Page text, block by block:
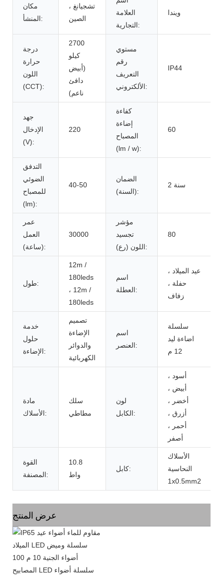
مكان
المنشأ:
تشجيانغ ،
الصين
العلامة
التجارية:
ويندا
درجة
حرارة
اللون
(CCT):
2700
كيلو
(أبيض
دافئ
ناعم)
مستوي
رقم
التعريف
الألكتروني:
IP44
جهد
الإدخال
(V):
220
كفاءة
إضاءة
المصباح
(lm / w):
60
التدفق
الضوئي
للمصباح
(lm):
40-50
الضمان
(السنة):
2 سنة
عمر
العمل
(ساعة):
30000
مؤشر
تجسيد
اللون (رع):
80
طول:
12m /
180leds
، 12m /
180leds
اسم
العطلة:
عيد الميلاد ،
حفلة ،
زفاف
خدمة
حلول
الإضاءة:
تصميم
الإضاءة
والدوائر
الكهربائية
اسم
العنصر:
سلسلة
اضاءة ليد
12 م
مادة
الأسلاك:
سلك
مطاطي
لون
الكابل:
أسود ،
أبيض ،
أخضر ،
أزرق ،
أحمر ،
أصفر
القوة
المصنفة:
10.8
واط
كابل:
الأسلاك
النحاسية
1x0.5mm2
عرض المنتج